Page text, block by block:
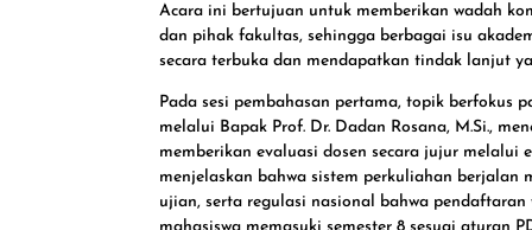
Acara ini bertujuan untuk memberikan wadah
dan pihak fakultas, sehingga berbagai isu
secara terbuka dan mendapatkan tindak lanjut
Pada sesi pembahasan pertama, topik berfokus
melalui Bapak Prof. Dr. Dadan Rosana, M.Si.,
memberikan evaluasi dosen secara jujur melalui
menjelaskan bahwa sistem perkuliahan berjalan
ujian, serta regulasi nasional bahwa